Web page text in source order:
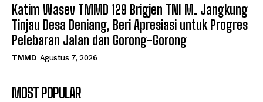
Katim Wasev TMMD 129 Brigjen TNI M. Jangkung
Tinjau Desa Deniang, Beri Apresiasi untuk Progres
Pelebaran Jalan dan Gorong-Gorong
TMMD Agustus 7, 2026
MOST POPULAR